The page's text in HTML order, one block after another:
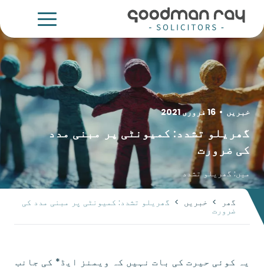
گھر > خبریں > گھریلو تشدد: کمیونٹی پر مبنی مدد کی
ضرورت
خبریں •16 فروری 2021
گھریلو تشدد: کمیونٹی پر مبنی مدد
کی ضرورت
میں: گھریلو تشدد
یہ کوئی حیرت کی بات نہیں کہ ویمنز ایڈ* کی جانب